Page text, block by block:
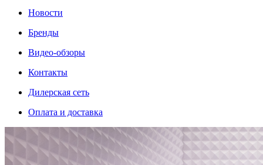
Новости
Бренды
Видео-обзоры
Контакты
Дилерская сеть
Оплата и доставка